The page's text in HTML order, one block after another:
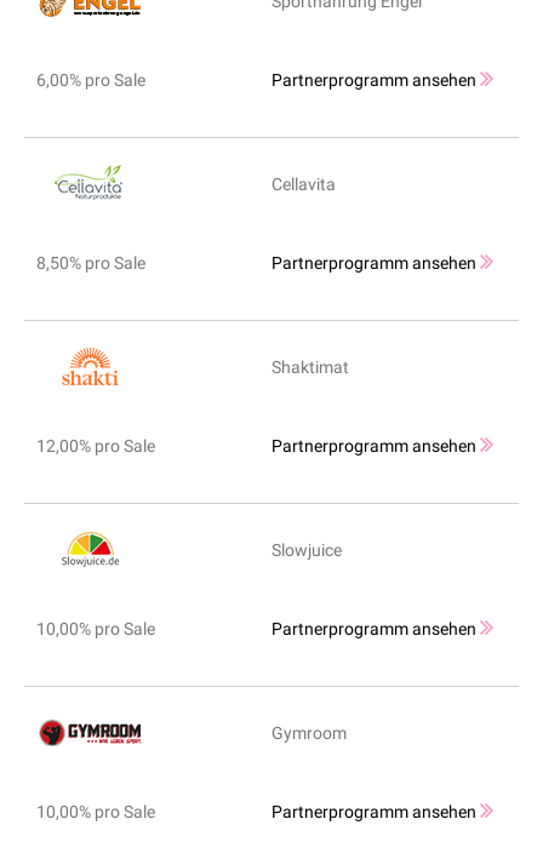
6,00% pro Sale Partnerprogramm ansehen
Cellavita
8,50% pro Sale Partnerprogramm ansehen
Shaktimat
12,00% pro Sale Partnerprogramm ansehen
Slowjuice
10,00% pro Sale Partnerprogramm ansehen
Gymroom
10,00% pro Sale Partnerprogramm ansehen